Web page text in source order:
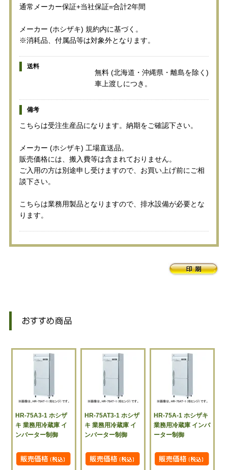
通常メーカー保証+当社保証=合計2年間
メーカー (ホシザキ) 規約内に基づく。
※消耗品、付属品等は対象外となります。
送料
無料 (北海道・沖縄県・離島を除く)
車上渡しにつき。
備考
こちらは受注生産品になります。納期をご確認下さい。
メーカー (ホシザキ) 工場直送品。
販売価格には、搬入費等は含まれておりません。
ご入用の方は別途申し受けますので、お買い上げ前にご相
談下さい。
こちらは業務用製品となりますので、排水設備が必要とな
ります。
HR-75A3-1 ホシザ
キ 業務用冷蔵庫 イ
ンバーター制御
HR-75AT3-1 ホシザ
キ 業務用冷蔵庫 イ
ンバーター制御
HR-75A-1 ホシザキ
業務用冷蔵庫 インバ
ーター制御